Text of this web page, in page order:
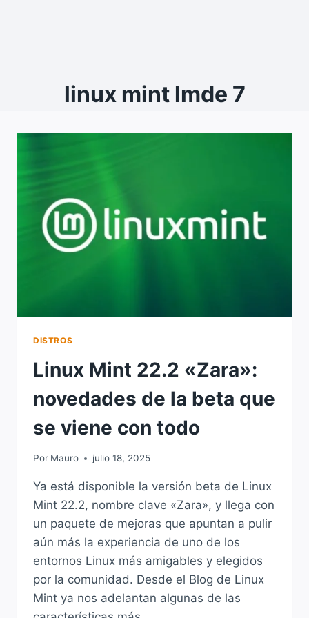
linux mint lmde 7
DISTROS
Linux Mint 22.2 «Zara»:
novedades de la beta que
se viene con todo
Por Mauro julio 18, 2025
Ya está disponible la versión beta de Linux
Mint 22.2, nombre clave «Zara», y llega con
un paquete de mejoras que apuntan a pulir
aún más la experiencia de uno de los
entornos Linux más amigables y elegidos
por la comunidad. Desde el Blog de Linux
Mint ya nos adelantan algunas de las